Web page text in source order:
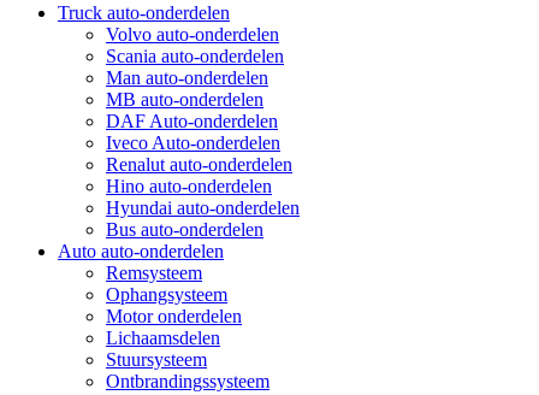
Truck auto-onderdelen
Volvo auto-onderdelen
Scania auto-onderdelen
Man auto-onderdelen
MB auto-onderdelen
DAF Auto-onderdelen
Iveco Auto-onderdelen
Renalut auto-onderdelen
Hino auto-onderdelen
Hyundai auto-onderdelen
Bus auto-onderdelen
Auto auto-onderdelen
Remsysteem
Ophangsysteem
Motor onderdelen
Lichaamsdelen
Stuursysteem
Ontbrandingssysteem